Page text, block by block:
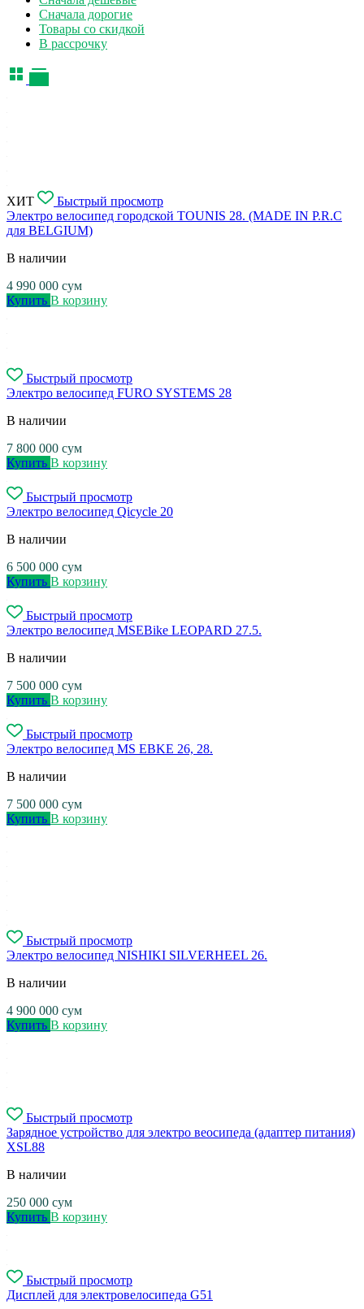
Сначала дорогие
Товары со скидкой
В рассрочку
ХИТ
Быстрый просмотр
Электро велосипед городской TOUNIS 28. (MADE IN P.R.C
для BELGIUM)
В наличии
4 990 000 сум
Купить В корзину
Быстрый просмотр
Электро велосипед FURO SYSTEMS 28
В наличии
7 800 000 сум
Купить В корзину
Быстрый просмотр
Электро велосипед Qicycle 20
В наличии
6 500 000 сум
Купить В корзину
Быстрый просмотр
Электро велосипед MSEBike LEOPARD 27.5.
В наличии
7 500 000 сум
Купить В корзину
Быстрый просмотр
Электро велосипед MS EBKE 26, 28.
В наличии
7 500 000 сум
Купить В корзину
Быстрый просмотр
Электро велосипед NISHIKI SILVERHEEL 26.
В наличии
4 900 000 сум
Купить В корзину
Быстрый просмотр
Зарядное устройство для электро веосипеда (адаптер питания)
XSL88
В наличии
250 000 сум
Купить В корзину
Быстрый просмотр
Дисплей для электровелосипеда G51